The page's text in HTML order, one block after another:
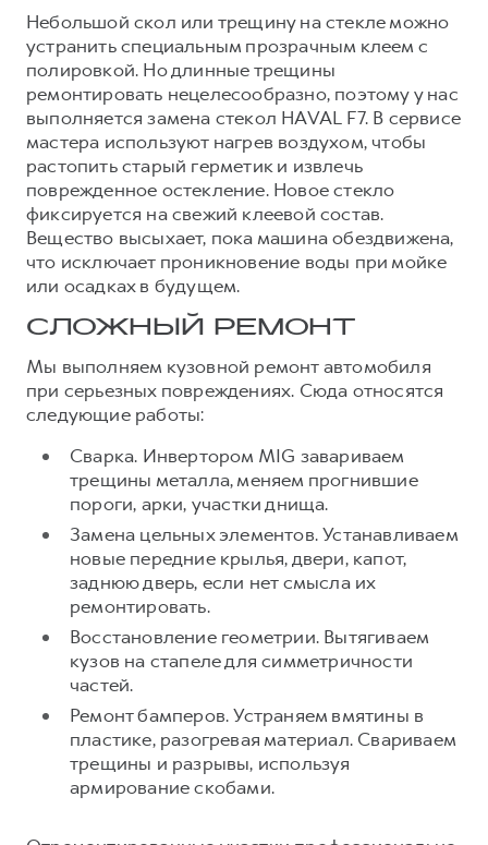
Автомобильные аксессуары
Коллекция CITY
Коллекция Базовая
Коллекция Детская
Коллекция Базовая
Коллекция Детская
Небольшой скол или трещину на стекле можно
устранить специальным прозрачным клеем с
полировкой. Но длинные трещины
ремонтировать нецелесообразно, поэтому у нас
выполняется замена стекол HAVAL F7. В сервисе
мастера используют нагрев воздухом, чтобы
растопить старый герметик и извлечь
поврежденное остекление. Новое стекло
фиксируется на свежий клеевой состав.
Вещество высыхает, пока машина обездвижена,
что исключает проникновение воды при мойке
или осадках в будущем.
СЛОЖНЫЙ РЕМОНТ
Мы выполняем кузовной ремонт автомобиля
при серьезных повреждениях. Сюда относятся
следующие работы:
Сварка. Инвертором MIG завариваем
трещины металла, меняем прогнившие
пороги, арки, участки днища.
Замена цельных элементов. Устанавливаем
новые передние крылья, двери, капот,
заднюю дверь, если нет смысла их
ремонтировать.
Восстановление геометрии. Вытягиваем
кузов на стапеле для симметричности
частей.
Ремонт бамперов. Устраняем вмятины в
пластике, разогревая материал. Свариваем
трещины и разрывы, используя
армирование скобами.